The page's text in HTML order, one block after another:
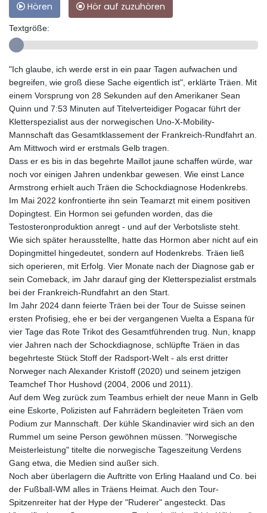
Hören Hör auf zuzuhören
Textgröße:
"Ich glaube, ich werde erst in ein paar Tagen aufwachen und
begreifen, wie groß diese Sache eigentlich ist", erklärte Träen. Mit
einem Vorsprung von 28 Sekunden auf den Amerikaner Sean
Quinn und 7:53 Minuten auf Titelverteidiger Pogacar führt der
Kletterspezialist aus der norwegischen Uno-X-Mobility-
Mannschaft das Gesamtklassement der Frankreich-Rundfahrt an.
Am Mittwoch wird er erstmals Gelb tragen.
Dass er es bis in das begehrte Maillot jaune schaffen würde, war
noch vor einigen Jahren undenkbar gewesen. Wie einst Lance
Armstrong erhielt auch Träen die Schockdiagnose Hodenkrebs.
Im Mai 2022 konfrontierte ihn sein Teamarzt mit einem positiven
Dopingtest. Ein Hormon sei gefunden worden, das die
Testosteronproduktion anregt - und auf der Verbotsliste steht.
Wie sich später herausstellte, hatte das Hormon aber nicht auf ein
Dopingmittel hingedeutet, sondern auf Hodenkrebs. Träen ließ
sich operieren, mit Erfolg. Vier Monate nach der Diagnose gab er
sein Comeback, im Jahr darauf ging der Kletterspezialist erstmals
bei der Frankreich-Rundfahrt an den Start.
Im Jahr 2024 dann feierte Träen bei der Tour de Suisse seinen
ersten Profisieg, ehe er bei der vergangenen Vuelta a Espana für
vier Tage das Rote Trikot des Gesamtführenden trug. Nun, knapp
vier Jahren nach der Schockdiagnose, schlüpfte Träen in das
begehrteste Stück Stoff der Radsport-Welt - als erst dritter
Norweger nach Alexander Kristoff (2020) und seinem jetzigen
Teamchef Thor Hushovd (2004, 2006 und 2011).
Auf dem Weg zurück zum Teambus erhielt der neue Mann in Gelb
eine Eskorte, Polizisten auf Fahrrädern begleiteten Träen vom
Podium zur Mannschaft. Der kühle Skandinavier wird sich an den
Rummel um seine Person gewöhnen müssen. "Norwegische
Meisterleistung" titelte die norwegische Tageszeitung Verdens
Gang etwa, die Medien sind außer sich.
Noch aber überlagern die Auftritte von Erling Haaland und Co. bei
der Fußball-WM alles in Träens Heimat. Auch den Tour-
Spitzenreiter hat der Hype der "Ruderer" angesteckt. Das